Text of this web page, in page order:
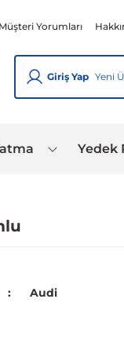
Müşteri Yorumları
Giriş Yap Yeni
Yedek
Audi